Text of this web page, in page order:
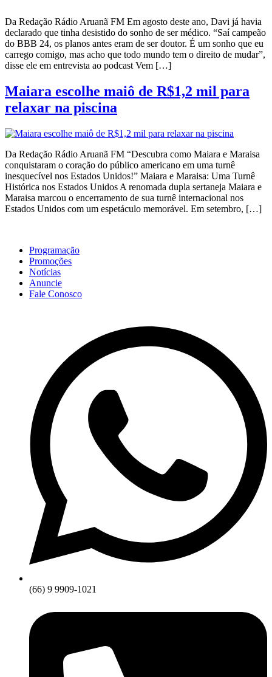
Da Redação Rádio Aruanã FM Em agosto deste ano, Davi já havia
declarado que tinha desistido do sonho de ser médico. “Saí campeão
do BBB 24, os planos antes eram de ser doutor. É um sonho que eu
carrego comigo, mas acho que todo mundo tem o direito de mudar”,
disse ele em entrevista ao podcast Vem […]
Maiara escolhe maiô de R$1,2 mil para
relaxar na piscina
Da Redação Rádio Aruanã FM “Descubra como Maiara e Maraisa
conquistaram o coração do público americano em uma turnê
inesquecível nos Estados Unidos!” Maiara e Maraisa: Uma Turnê
Histórica nos Estados Unidos A renomada dupla sertaneja Maiara e
Maraisa marcou o encerramento de sua turnê internacional nos
Estados Unidos com um espetáculo memorável. Em setembro, […]
Programação
Promoções
Notícias
Anuncie
Fale Conosco
(66) 9 9909-1021